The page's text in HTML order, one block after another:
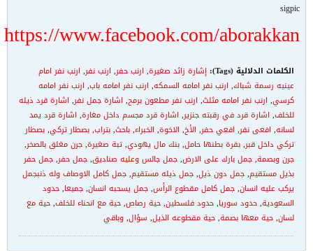
sigpic
https://www.facebook.com/aborakkan
الكلمات الدلالية (Tags): إشارة زائد صغيرة, ارنب حفر, ارنب نفر, ارنب نفر امام
عينيه رسمة شباك, ارنب نفر امامه السمكه, ارنب نفر امامه باب, ارنب نفر امامه
كرسي, ارنب نفر امامه مثلث, ارنب نفر مطعون برمح, اشارة جمل نفر, اشارة قرد ذيله
للخلف, اشارة قرد في رقبته جنزير, اشارة قرد مجسم داخل مغارة, اشارة قرد يمد
لسانه, افعى نفر, افعي حفر, الأخ, الاخوة, الخبراء,باحث,بتراب,بصطار تركي,بصطار
تركي داخل قبر,بقرة بطنها حامل,بنك مال يهودي,تبة صغيرة,جرن مغلق بالصخر,
جرن وبصمة,جمل بارك على الارض,جمل جالس وعليه صناديق,جمل حفر,جمل حفر
بذيل مستقيم,جمل دون ذيل,جمل ذيله مستقيم,جمل كامل الاوصاف وله ذنبجمل
يركب عليه انسان,جمل كامل مقطوع الرأس,جمل يسحبه انسان,جميعا,حدود
السعودية,حدود سوريا,حدود فلسطين,حية رصاص,حية مع انحناء للخلف,حية مع
لسان,حية معها بصمة,حية مقطوعه الذيل, سؤال,وباقي